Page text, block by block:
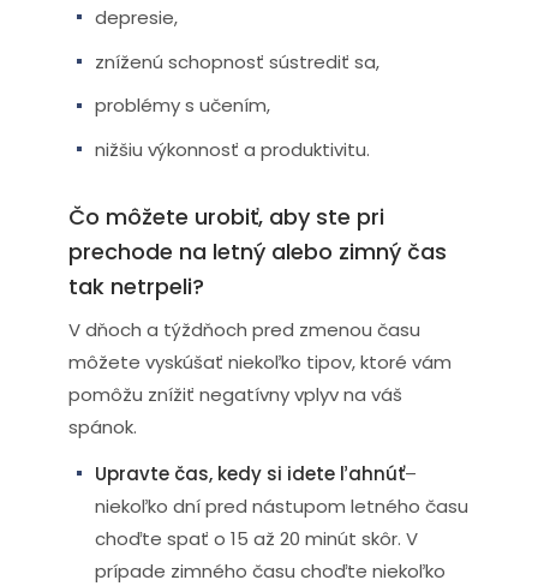
depresie,
zníženú schopnosť sústrediť sa,
problémy s učením,
nižšiu výkonnosť a produktivitu.
Čo môžete urobiť, aby ste pri
prechode na letný alebo zimný čas
tak netrpeli?
V dňoch a týždňoch pred zmenou času
môžete vyskúšať niekoľko tipov, ktoré vám
pomôžu znížiť negatívny vplyv na váš
spánok.
Upravte čas, kedy si idete ľahnúť–
niekoľko dní pred nástupom letného času
choďte spať o 15 až 20 minút skôr. V
prípade zimného času choďte niekoľko